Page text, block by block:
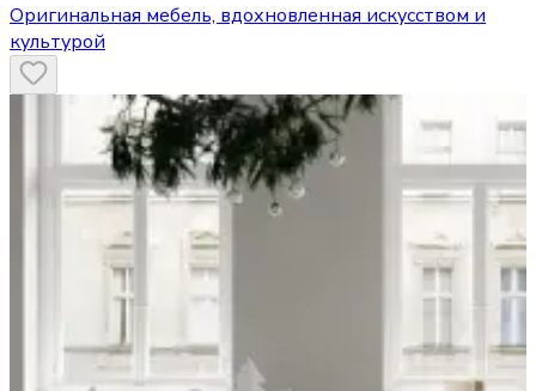
Оригинальная мебель, вдохновленная искусством и
культурой